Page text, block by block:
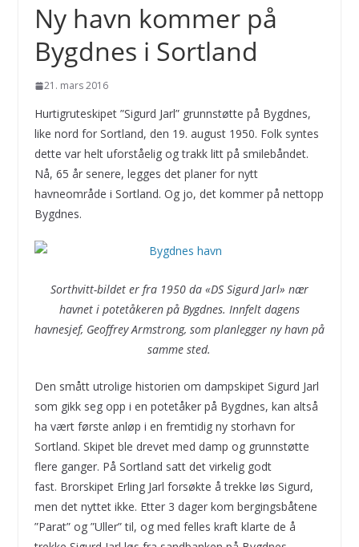
Ny havn kommer på
Bygdnes i Sortland
21. mars 2016
Hurtigruteskipet ”Sigurd Jarl” grunnstøtte på Bygdnes,
like nord for Sortland, den 19. august 1950. Folk syntes
dette var helt uforståelig og trakk litt på smilebåndet.
Nå, 65 år senere, legges det planer for nytt
havneområde i Sortland. Og jo, det kommer på nettopp
Bygdnes.
Sorthvitt-bildet er fra 1950 da «DS Sigurd Jarl» nær
havnet i potetåkeren på Bygdnes. Innfelt dagens
havnesjef, Geoffrey Armstrong, som planlegger ny havn på
samme sted.
Den smått utrolige historien om dampskipet Sigurd Jarl
som gikk seg opp i en potetåker på Bygdnes, kan altså
ha vært første anløp i en fremtidig ny storhavn for
Sortland. Skipet ble drevet med damp og grunnstøtte
flere ganger. På Sortland satt det virkelig godt
fast. Brorskipet Erling Jarl forsøkte å trekke løs Sigurd,
men det nyttet ikke. Etter 3 dager kom bergingsbåtene
”Parat” og ”Uller” til, og med felles kraft klarte de å